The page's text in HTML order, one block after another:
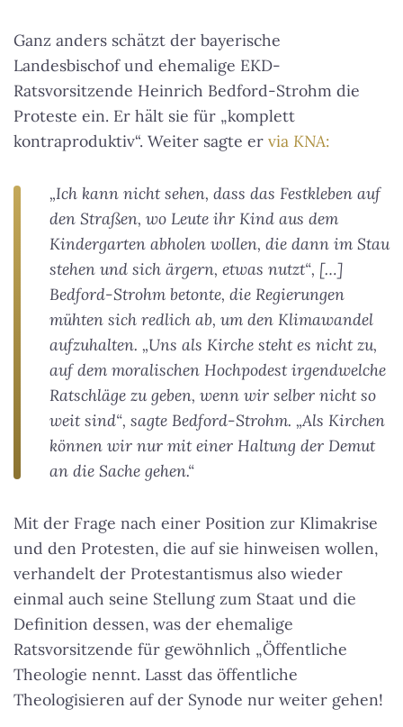
Ganz anders schätzt der bayerische
Landesbischof und ehemalige EKD-
Ratsvorsitzende Heinrich Bedford-Strohm die
Proteste ein. Er hält sie für „komplett
kontraproduktiv“. Weiter sagte er via KNA:
„Ich kann nicht sehen, dass das Festkleben auf
den Straßen, wo Leute ihr Kind aus dem
Kindergarten abholen wollen, die dann im Stau
stehen und sich ärgern, etwas nutzt“, […]
Bedford-Strohm betonte, die Regierungen
mühten sich redlich ab, um den Klimawandel
aufzuhalten. „Uns als Kirche steht es nicht zu,
auf dem moralischen Hochpodest irgendwelche
Ratschläge zu geben, wenn wir selber nicht so
weit sind“, sagte Bedford-Strohm. „Als Kirchen
können wir nur mit einer Haltung der Demut
an die Sache gehen.“
Mit der Frage nach einer Position zur Klimakrise
und den Protesten, die auf sie hinweisen wollen,
verhandelt der Protestantismus also wieder
einmal auch seine Stellung zum Staat und die
Definition dessen, was der ehemalige
Ratsvorsitzende für gewöhnlich „Öffentliche
Theologie nennt. Lasst das öffentliche
Theologisieren auf der Synode nur weiter gehen!